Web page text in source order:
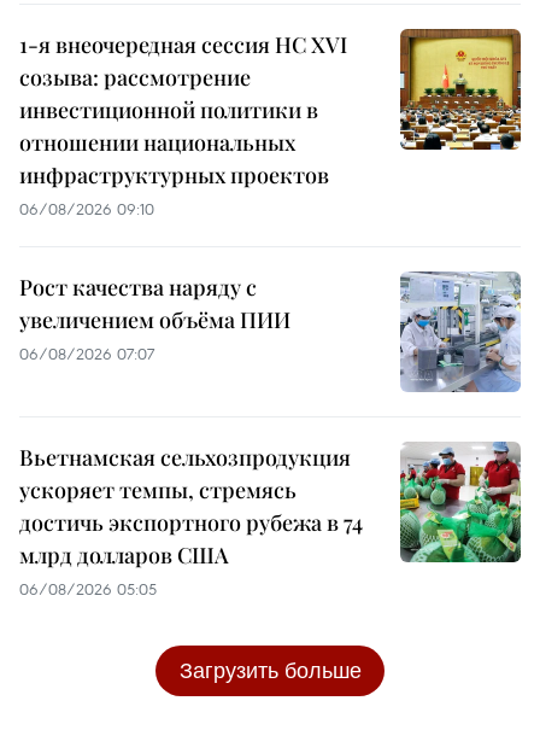
1-я внеочередная сессия НС XVI
созыва: рассмотрение
инвестиционной политики в
отношении национальных
инфраструктурных проектов
06/08/2026 09:10
Рост качества наряду с
увеличением объёма ПИИ
06/08/2026 07:07
Вьетнамская сельхозпродукция
ускоряет темпы, стремясь
достичь экспортного рубежа в 74
млрд долларов США
06/08/2026 05:05
Загрузить больше